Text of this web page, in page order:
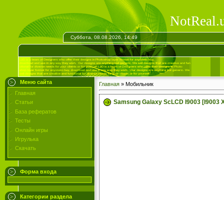
Суббота, 08.08.2026, 14:49
Меню сайта
Главная
Статьи
База рефератов
Тесты
Онлайн игры
Игрулька
Скачать
Форма входа
Категории раздела
Главная » Мобильник
Samsung Galaxy ScLCD I9003 [I9003